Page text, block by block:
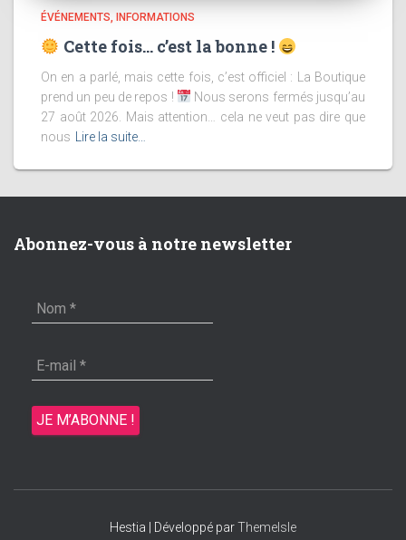
ÉVÉNEMENTS INFORMATIONS
Cette fois… c’est la bonne !
On en a parlé, mais cette fois, c’est officiel : La Boutique
prend un peu de repos !
Nous serons fermés jusqu’au
27 août 2026. Mais attention… cela ne veut pas dire que
nous
Lire la suite…
Abonnez-vous à notre newsletter
Hestia | Développé parThemeIsle